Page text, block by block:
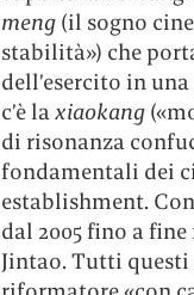
meng(il sogno
stabilità») che
dell’esercito in
c’è la xiaokang
di risonanza
fondamentali dei
establishment.
dal 2005 fino a
Jintao. Tutti